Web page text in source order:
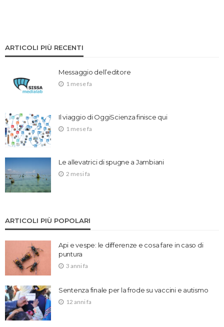
ARTICOLI PIÙ RECENTI
Messaggio dell’editore
1 mese fa
Il viaggio di OggiScienza finisce qui
1 mese fa
Le allevatrici di spugne a Jambiani
2 mesi fa
ARTICOLI PIÙ POPOLARI
Api e vespe: le differenze e cosa fare in caso di
puntura
3 anni fa
Sentenza finale per la frode su vaccini e autismo
12 anni fa